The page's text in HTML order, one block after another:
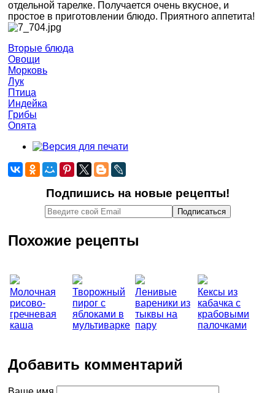
отдельной тарелке. Получается очень вкусное, и
простое в приготовлении блюдо. Приятного аппетита!
Вторые блюда
Овощи
Морковь
Лук
Птица
Индейка
Грибы
Опята
Подпишись на новые рецепты!
Похожие рецепты
Молочная
рисово-
гречневая
каша
Творожный
пирог с
яблоками в
мультиварке
Ленивые
вареники из
тыквы на
пару
Кексы из
кабачка с
крабовыми
палочками
Добавить комментарий